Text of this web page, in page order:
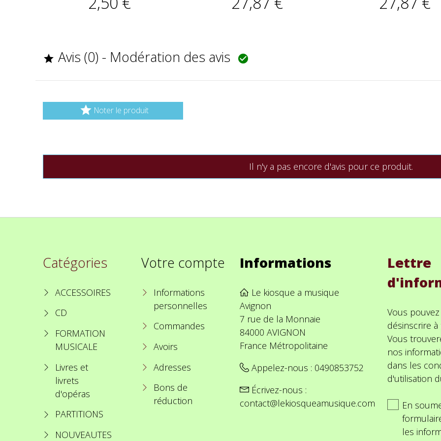
 Avis (0) - Modération des avis 
 Noter le produit
Il n'y a pas encore d'avis pour ce produit.
Catégories
ACCESSOIRES
CD
FORMATION
MUSICALE
Livres et
livrets
d'opéras
PARTITIONS
NOUVEAUTES
Votre compte
Informations
personnelles
Commandes
Avoirs
Adresses
Bons de
réduction
Informations
Le kiosque a musique
Avignon
7 rue de la Monnaie
84000 AVIGNON
France Métropolitaine
Appelez-nous : 0490853752
Écrivez-nous :
contact@lekiosqueamusique.com
Lettre
Vous
désinscrire
Vous
nos
dans les
d'utilisation
En
les